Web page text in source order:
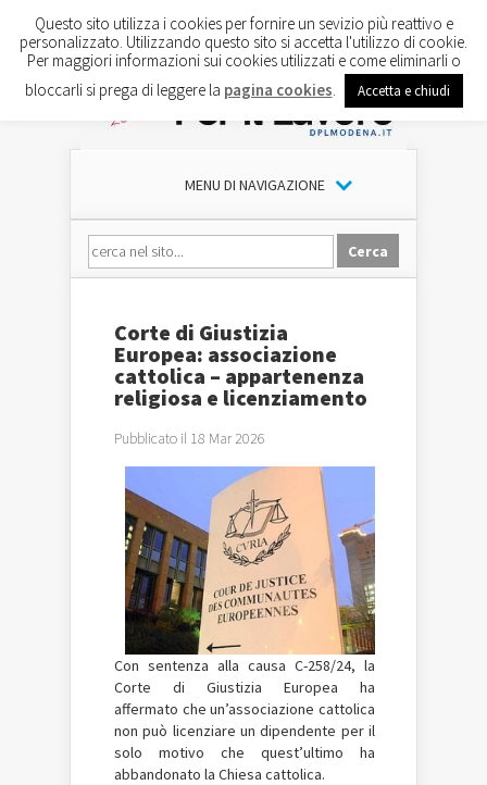
MENU DI NAVIGAZIONE
Corte di Giustizia
Europea: associazione
cattolica – appartenenza
religiosa e licenziamento
Pubblicato il 18 Mar 2026
Con sentenza alla causa C-258/24, la
Corte di Giustizia Europea ha
affermato che un’associazione cattolica
non può licenziare un dipendente per il
solo motivo che quest’ultimo ha
abbandonato la Chiesa cattolica.
Questo sito utilizza i cookies per fornire un sevizio più reattivo e
personalizzato. Utilizzando questo sito si accetta l'utilizzo di cookie.
Per maggiori informazioni sui cookies utilizzati e come eliminarli o
bloccarli si prega di leggere la pagina cookies Accetta e chiudi